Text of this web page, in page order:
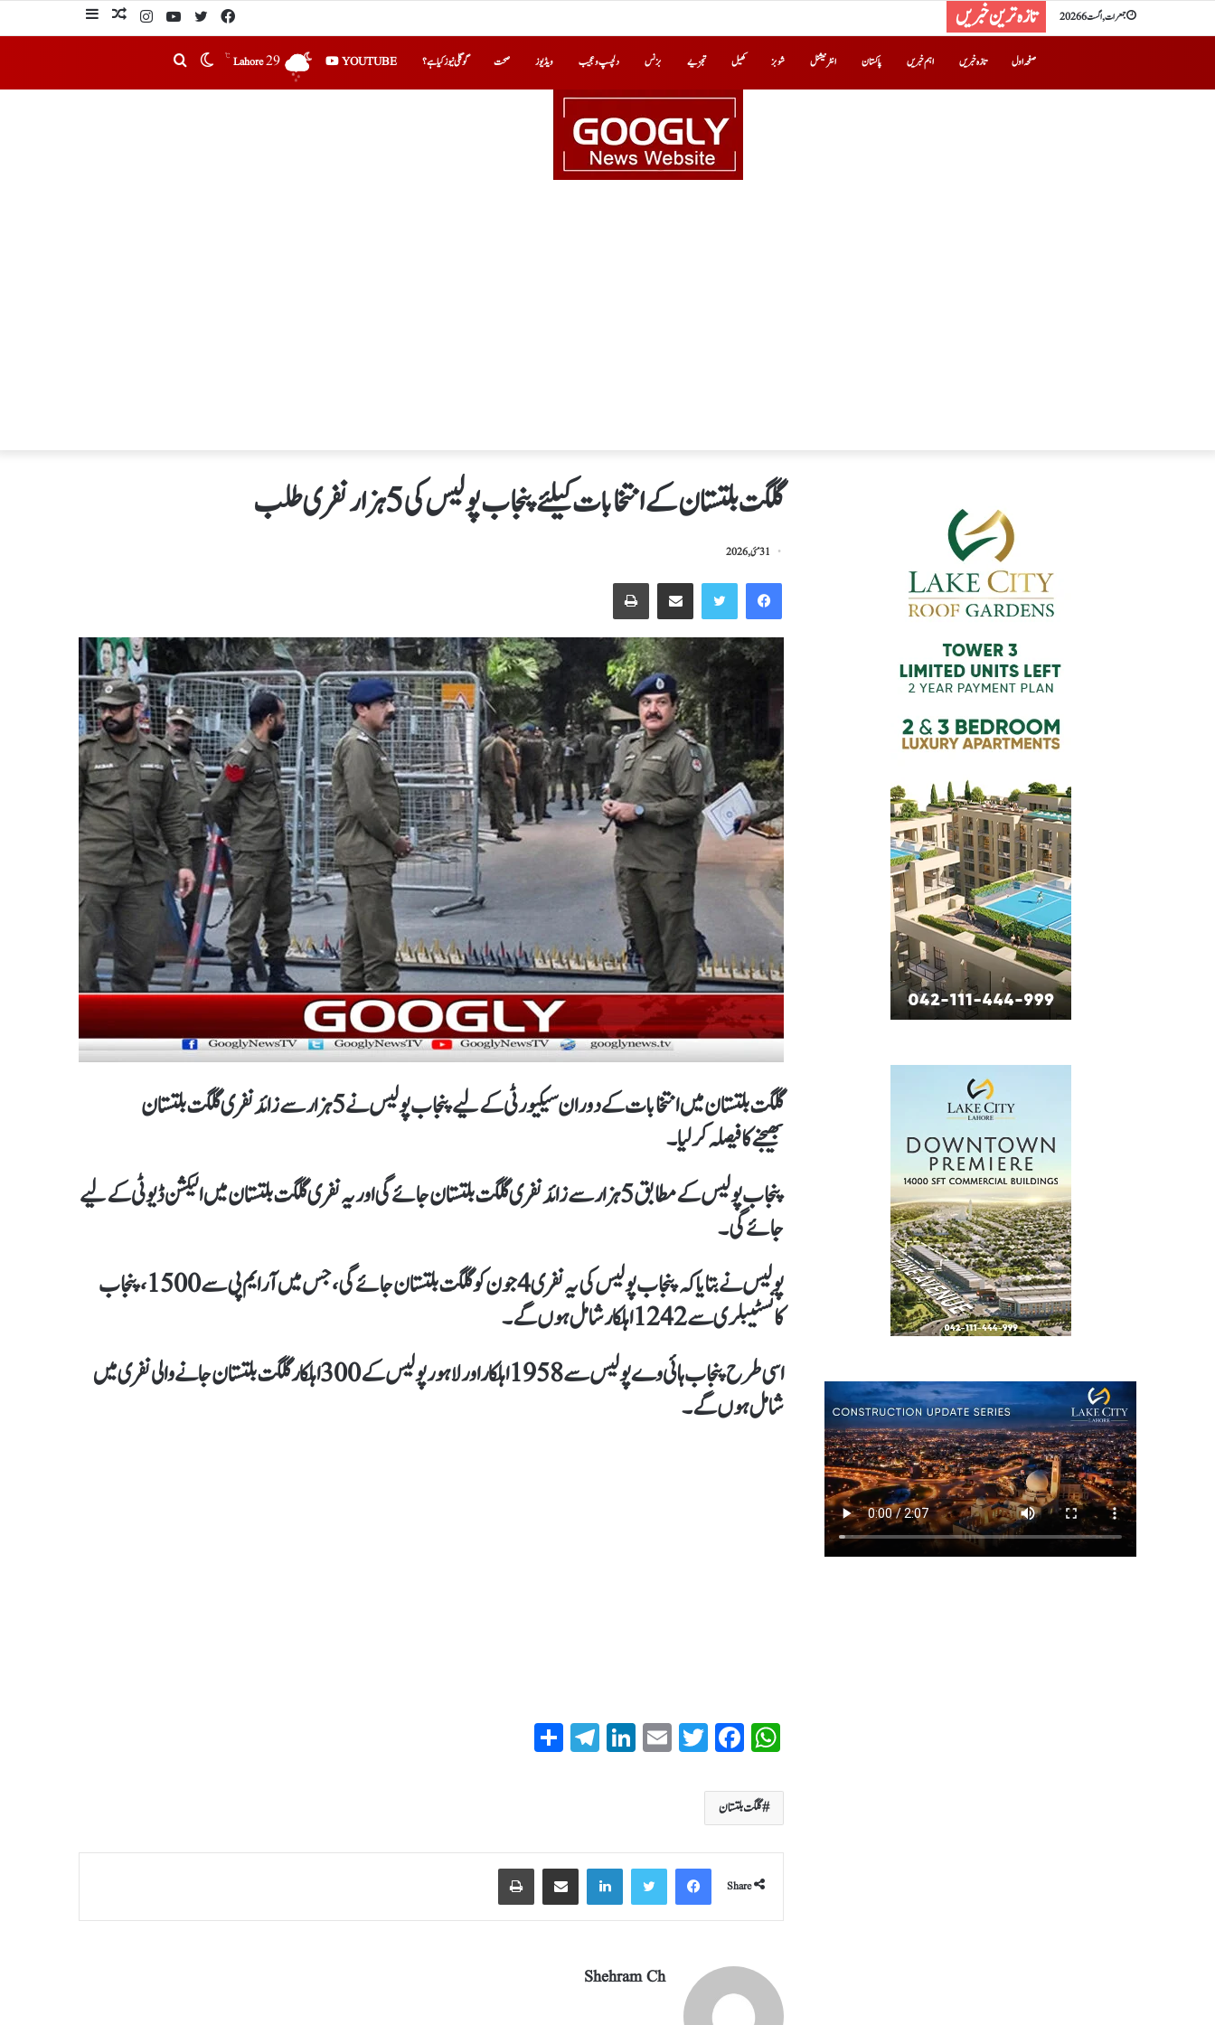
جمعرات, اگست 6 2026 تازہ ترین خبریں
صفحہ اول تازہ خبریں اہم خبریں پاکستان انٹرنیشنل شوبز کھیل تجزیے بزنس دلچسپ و عجیب ویڈیوز صحت گوگلی نیوز کیا ہے؟ YOUTUBE
Lahore29
℃
گلگت بلتستان کے انتخابات کیلئےپنجاب پولیس کی 5ہزارنفری طلب
31 مئی, 2026
گلگت بلتستان میں انتخابات کے دوران سیکیورٹی کے لیے پنجاب پولیس نے 5 ہزار سے زائد نفری گلگت بلتستان
بھیجنےکافیصلہ کرلیا۔
پنجاب پولیس کے مطابق 5 ہزار سے زائد نفری گلگت بلتستان جائے گی اور یہ نفری گلگت بلتستان میں الیکشن ڈیوٹی کے لیے
جائے گی۔
پولیس نے بتایا کہ پنجاب پولیس کی یہ نفری 4 جون کو گلگت بلتستان جائے گی، جس میں آر ایم پی سے 1500، پنجاب
کانسٹیبلری سے 1242 اہلکار شامل ہوں گے۔
اسی طرح پنجاب ہائی وے پولیس سے 1958 اہلکار اور لاہور پولیس کے 300 اہلکار گلگت بلتستان جانے والی نفری میں
شامل ہوں گے۔
W
ha
ts
A
pp
Fa
ce
bo
ok
T
wi
E
m
Li
nk
T
el
m
گلگت بلتستان
Share
Shehram Ch